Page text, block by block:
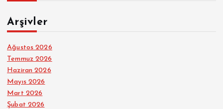
Arşivler
Ağustos 2026
Temmuz 2026
Haziran 2026
Mayıs 2026
Mart 2026
Şubat 2026